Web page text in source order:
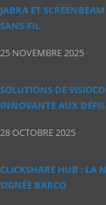
JABRA ET
SANS‑FIL
25 NOVEMBRE 2025
SOLUTIONS DE
INNOVANTE AUX
28 OCTOBRE 2025
CLICKSHARE HUB : LA
SIGNÉE BARCO